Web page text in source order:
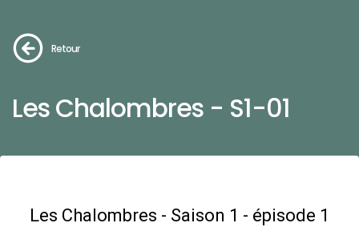
Retour
Les Chalombres - S1-01
Les Chalombres - Saison 1 - épisode 1